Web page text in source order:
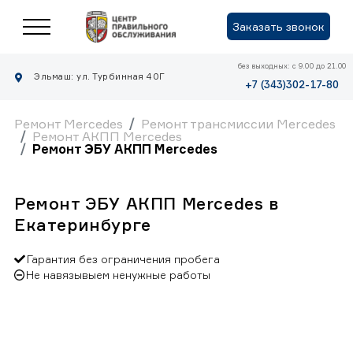
Заказать звонок
Эльмаш: ул. Турбинная 40Г
без выходных: с 9.00 до 21.00
+7 (343)302-17-80
Ремонт Mercedes
Ремонт трансмиссии Mercedes
Ремонт АКПП Mercedes
Ремонт ЭБУ АКПП Mercedes
Ремонт ЭБУ АКПП Mercedes в
Екатеринбурге
Гарантия без ограничения пробега
Не навязывыем ненужные работы